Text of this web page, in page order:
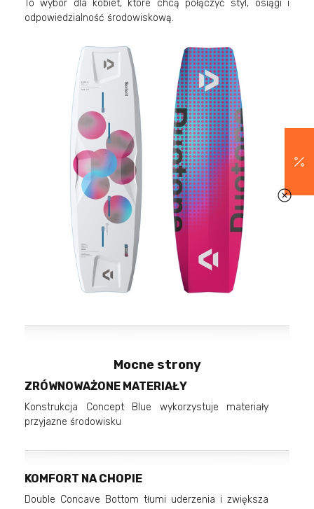
To wybór dla kobiet, które chcą połączyć styl, osiągi i
odpowiedzialność środowiskową.
Mocne strony
ZRÓWNOWAŻONE MATERIAŁY
Konstrukcja Concept Blue wykorzystuje materiały
przyjazne środowisku
KOMFORT NA CHOPIE
Double Concave Bottom tłumi uderzenia i zwiększa